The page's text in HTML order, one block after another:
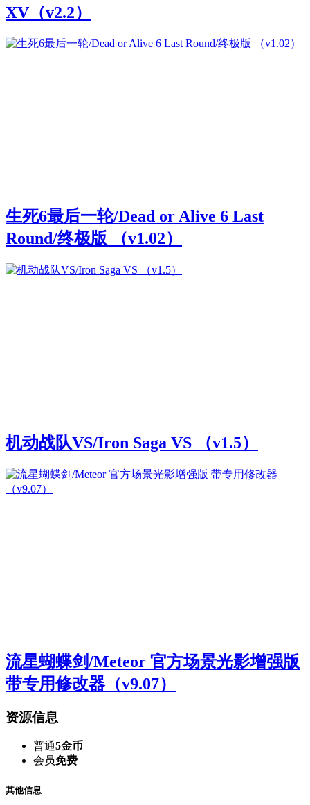
XV（v2.2）
生死6最后一轮/Dead or Alive 6 Last
Round/终极版 （v1.02）
机动战队VS/Iron Saga VS （v1.5）
流星蝴蝶剑/Meteor 官方场景光影增强版
带专用修改器（v9.07）
资源信息
普通5金币
会员免费
其他信息